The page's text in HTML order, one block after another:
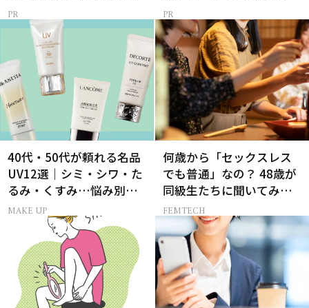
40代・50代が頼れる名品
UV12選｜シミ・シワ・た
るみ・くすみ…悩み別ベ
スコス受賞の日焼け止め
MAKE UP
何歳から「セックスレス
でも普通」なの？ 48歳が
同級生たちに聞いてみた
ら…
FEMTECH